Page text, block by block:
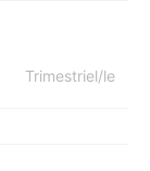
Trimestriel/le